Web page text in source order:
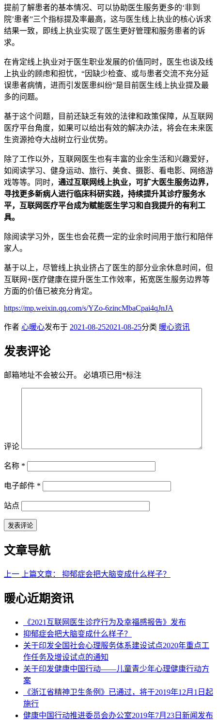
提前了解患者的基本情况、可以协助医生服务更多的‘非到
院’患者”三个指标提及率最高，这与医生线上执业的核心诉求
结果一致，即线上执业实现了医生更好管理和服务患者的诉
求。
在肯定线上执业对于医生职业发展的价值同时，医生也谈及线
上执业的顾虑和担忧，“因缺少检查、或与患者交流不充分延
误患者病情，进而引发医患纠纷”是目前医生线上执业提及最
多的问题。
基于这个问题，目前还缺乏有效的法律和政策保障，从互联网
医疗平台角度，如果可以给出有效的解决办法，将会在未来医
生资源抢夺大战树立行业优势。
除了工作以外，互联网医生也有丰富的业余生活和兴趣爱好，
如阅读学习、健身运动、旅行、美食、摄影、看电影、网络游
戏等等。同时， 通过互联网线上执业，可扩大医生服务边界，
寻找更多新病人进行临床科研实践，持续提升其诊疗服务水
平，互联网医疗平台成为赋能医生学习和自我提升的有利工
具。
除阅读学习外，医生也会花费一定的业余时间用于旅行和陪伴
家人。
基于以上，尽管线上执业挤占了医生的部分业余休息时间，但
互联网+医疗健康在提升医生工作效率，拓宽医生服务边界等
方面的价值已被充分肯定。
https://mp.weixin.qq.com/s/YZo-6zincMbaCpai4qJnJA
作者 心暖心发布于 2021-08-252021-08-25分类 暖心资讯
发表评论
邮箱地址不会被公开。 必填项已用 *标注
评论
名称 *
电子邮件 *
站点
文章导航
上一 上篇文章： 抑郁症会把大脑变成什么样子？
暖心近期资讯
《2021互联网医生诊疗行为及幸福感报告》发布
抑郁症会把大脑变成什么样子？
关于印发全国社会心理服务体系建设试点2020年重点工
作任务及增设试点的通知
关于印发健康中国行动——儿童青少年心理健康行动方
案
《浙江省精神卫生条例》已通过，将于2019年12月1日起
施行
健康中国行动推进委员会办公室2019年7月23日新闻发布